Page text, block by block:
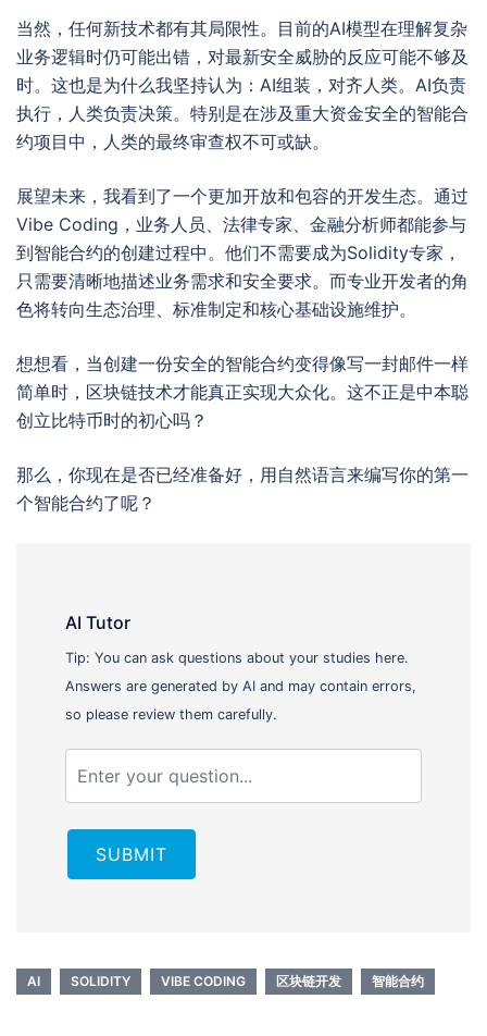
当然，任何新技术都有其局限性。目前的AI模型在理解复杂
业务逻辑时仍可能出错，对最新安全威胁的反应可能不够及
时。这也是为什么我坚持认为：AI组装，对齐人类。AI负责
执行，人类负责决策。特别是在涉及重大资金安全的智能合
约项目中，人类的最终审查权不可或缺。
展望未来，我看到了一个更加开放和包容的开发生态。通过
Vibe Coding，业务人员、法律专家、金融分析师都能参与
到智能合约的创建过程中。他们不需要成为Solidity专家，
只需要清晰地描述业务需求和安全要求。而专业开发者的角
色将转向生态治理、标准制定和核心基础设施维护。
想想看，当创建一份安全的智能合约变得像写一封邮件一样
简单时，区块链技术才能真正实现大众化。这不正是中本聪
创立比特币时的初心吗？
那么，你现在是否已经准备好，用自然语言来编写你的第一
个智能合约了呢？
AI Tutor
Tip: You can ask questions about your studies here.
Answers are generated by AI and may contain errors,
so please review them carefully.
SUBMIT
AI SOLIDITY VIBE CODING 区块链开发 智能合约